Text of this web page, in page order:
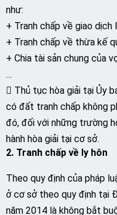
như:
+ Tranh chấp về giao
+ Tranh chấp về thừa kế
+ Chia tài sản chung của
…
 Thủ tục hòa giải tại Ủy
có đất tranh chấp không
đó, đối với những trường
hành hòa giải tại cơ sở.
2. Tranh chấp về ly hôn
Theo quy định của pháp
ở cơ sở theo quy định tại
năm 2014 là không bắt